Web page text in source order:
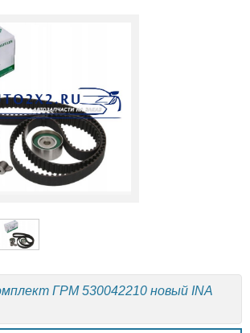
ГРМ 530042210 новый INA